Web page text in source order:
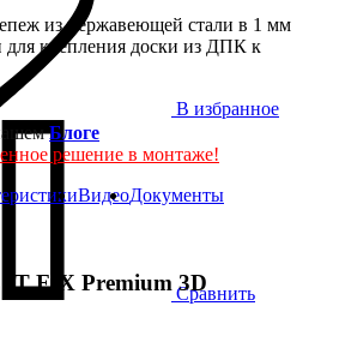
В избранное
Сравнить
из нержавеющей стали в 1 мм
для крепления доски из ДПК к
Блоге
решение в монтаже!
ВидеоДокументы
FIX Premium 3D